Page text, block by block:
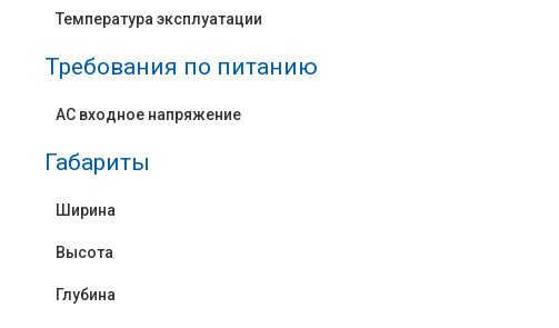
Температура эксплуатации
Требования по питанию
AC входное напряжение
Габариты
Ширина
Высота
Глубина